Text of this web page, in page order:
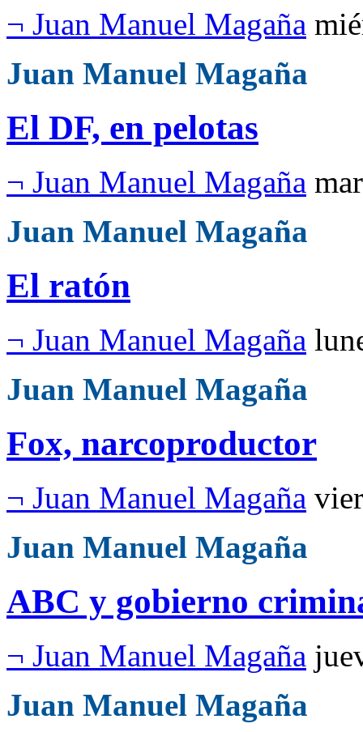
¬ Juan Manuel Magaña
Juan Manuel Magaña
El DF, en pelotas
¬ Juan Manuel Magaña
Juan Manuel Magaña
El ratón
¬ Juan Manuel Magaña
Juan Manuel Magaña
Fox, narcoproductor
¬ Juan Manuel Magaña
Juan Manuel Magaña
ABC y gobierno
¬ Juan Manuel Magaña
Juan Manuel Magaña